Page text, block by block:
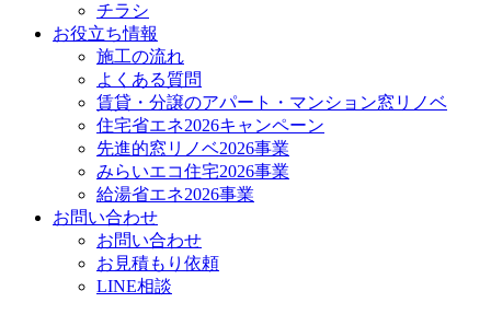
チラシ
お役立ち情報
施工の流れ
よくある質問
賃貸・分譲のアパート・マンション窓リノベ
住宅省エネ2026キャンペーン
先進的窓リノベ2026事業
みらいエコ住宅2026事業
給湯省エネ2026事業
お問い合わせ
お問い合わせ
お見積もり依頼
LINE相談